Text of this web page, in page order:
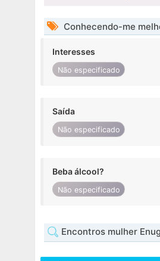
Conhecendo-me
Interesses
Não especificado
Saída
Não especificado
Beba álcool?
Não especificado
Encontros mulher